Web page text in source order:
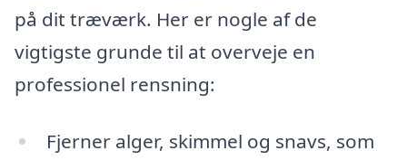
på dit træværk. Her er nogle af de
vigtigste grunde til at overveje en
professionel rensning:
Fjerner alger, skimmel og snavs, som